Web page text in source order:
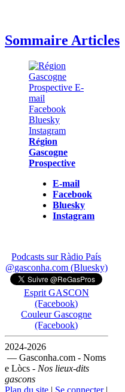
Sommaire Articles
Région
Gascogne
Prospective
E-mail
Facebook
Bluesky
Instagram
Podcasts sur Ràdio País
@gasconha.com (Bluesky)
Esprit GASCON
(Facebook)
Couleur Gascogne
(Facebook)
2024-2026
— Gasconha.com - Noms
e Lòcs - Nos lieux-dits
gascons
Plan du site | Se connecter|